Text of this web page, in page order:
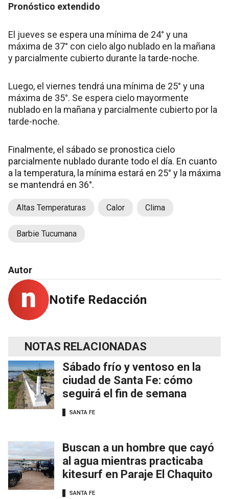
Pronóstico extendido
El jueves se espera una mínima de 24° y una
máxima de 37° con cielo algo nublado en la mañana
y parcialmente cubierto durante la tarde-noche.
Luego, el viernes tendrá una mínima de 25° y una
máxima de 35°. Se espera cielo mayormente
nublado en la mañana y parcialmente cubierto por la
tarde-noche.
Finalmente, el sábado se pronostica cielo
parcialmente nublado durante todo el día. En cuanto
a la temperatura, la mínima estará en 25° y la máxima
se mantendrá en 36°.
Altas Temperaturas Calor Clima
Barbie Tucumana
Autor
Notife Redacción
NOTAS RELACIONADAS
Sábado frío y ventoso en la
ciudad de Santa Fe: cómo
seguirá el fin de semana
SANTA FE
Buscan a un hombre que cayó
al agua mientras practicaba
kitesurf en Paraje El Chaquito
SANTA FE